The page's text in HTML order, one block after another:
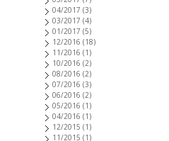
04/2017 (3)
03/2017 (4)
01/2017 (5)
12/2016 (18)
11/2016 (1)
10/2016 (2)
08/2016 (2)
07/2016 (3)
06/2016 (2)
05/2016 (1)
04/2016 (1)
12/2015 (1)
11/2015 (1)